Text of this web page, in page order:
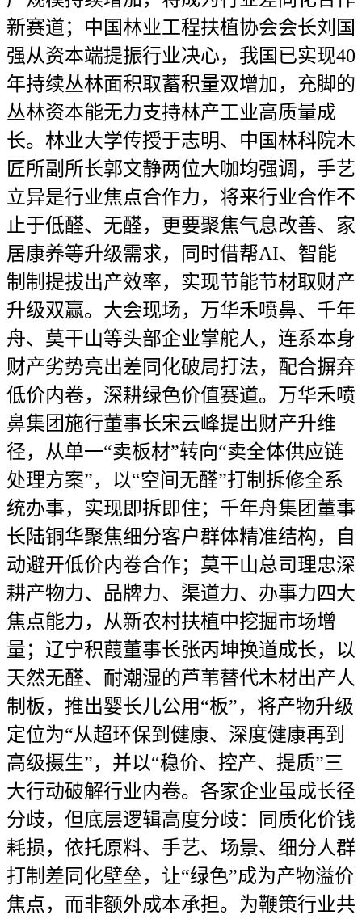
新赛道；中国林业工程扶植协会会长刘国
强从资本端提振行业决心，我国已实现40
年持续丛林面积取蓄积量双增加，充脚的
丛林资本能无力支持林产工业高质量成
长。林业大学传授于志明、中国林科院木
匠所副所长郭文静两位大咖均强调，手艺
立异是行业焦点合作力，将来行业合作不
止于低醛、无醛，更要聚焦气息改善、家
居康养等升级需求，同时借帮AI、智能
制制提拔出产效率，实现节能节材取财产
升级双赢。大会现场，万华禾喷鼻、千年
舟、莫干山等头部企业掌舵人，连系本身
财产劣势亮出差同化破局打法，配合摒弃
低价内卷，深耕绿色价值赛道。万华禾喷
鼻集团施行董事长宋云峰提出财产升维
径，从单一“卖板材”转向“卖全体供应链
处理方案”，以“空间无醛”打制拆修全系
统办事，实现即拆即住；千年舟集团董事
长陆铜华聚焦细分客户群体精准结构，自
动避开低价内卷合作；莫干山总司理忠深
耕产物力、品牌力、渠道力、办事力四大
焦点能力，从新农村扶植中挖掘市场增
量；辽宁积葭董事长张丙坤换道成长，以
天然无醛、耐潮湿的芦苇替代木材出产人
制板，推出婴长儿公用“板”，将产物升级
定位为“从超环保到健康、深度健康再到
高级摄生”，并以“稳价、控产、提质”三
大行动破解行业内卷。各家企业虽成长径
分歧，但底层逻辑高度分歧：同质化价钱
耗损，依托原料、手艺、场景、细分人群
打制差同化壁垒，让“绿色”成为产物溢价
焦点，而非额外成本承担。为鞭策行业共